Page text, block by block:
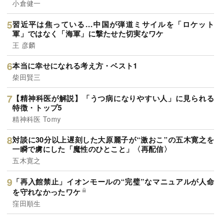
小倉健一
習近平は焦っている…中国が弾道ミサイルを「ロケット
軍」ではなく「海軍」に撃たせた切実なワケ
王 彦麟
本当に幸せになれる考え方・ベスト1
柴田賢三
【精神科医が解説】「うつ病になりやすい人」に見られる
特徴・トップ5
精神科医 Tomy
対談に30分以上遅刻した大原麗子が“激おこ”の五木寛之を
一瞬で虜にした「魔性のひとこと」〈再配信〉
五木寛之
「再入館禁止」イオンモールの“完璧”なマニュアルが人命
を守れなかったワケ
窪田順生